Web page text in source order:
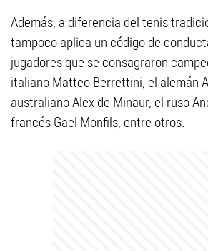
Además, a diferencia del tenis
tampoco aplica un código de
jugadores que se consagraron
italiano Matteo Berrettini, el alemán
australiano Alex de Minaur, el ruso
francés Gael Monfils, entre otros.